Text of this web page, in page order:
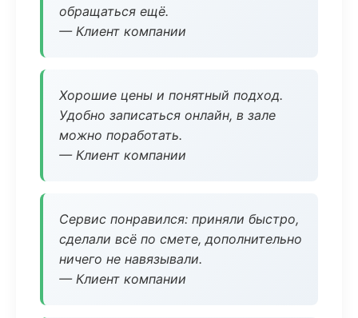
обращаться ещё.
— Клиент компании
Хорошие цены и понятный подход.
Удобно записаться онлайн, в зале
можно поработать.
— Клиент компании
Сервис понравился: приняли быстро,
сделали всё по смете, дополнительно
ничего не навязывали.
— Клиент компании